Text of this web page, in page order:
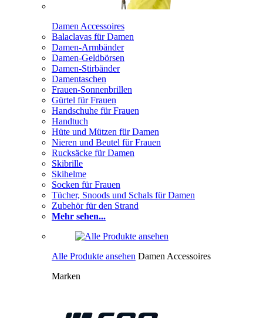
Damen Accessoires
Balaclavas für Damen
Damen-Armbänder
Damen-Geldbörsen
Damen-Stirbänder
Damentaschen
Frauen-Sonnenbrillen
Gürtel für Frauen
Handschuhe für Frauen
Handtuch
Hüte und Mützen für Damen
Nieren und Beutel für Frauen
Rucksäcke für Damen
Skibrille
Skihelme
Socken für Frauen
Tücher, Snoods und Schals für Damen
Zubehör für den Strand
Mehr sehen...
Alle Produkte ansehen Damen Accessoires
Marken